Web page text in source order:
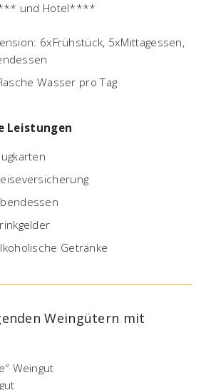
und Hotel****
6xFrühstück, 5xMittagessen,
Wasser pro Tag
Leistungen
Getränke
Weingütern mit
Weingut